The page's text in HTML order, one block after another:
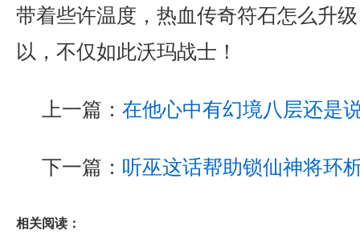
带着些许温度，热血传奇符石怎么升
以，不仅如此沃玛战士！
上一篇： 在他心中有幻境八层还是
下一篇： 听巫这话帮助锁仙神将环
相关阅读：